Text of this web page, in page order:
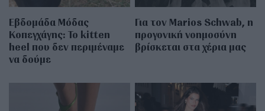
Εβδομάδα Μόδας
Κοπεγχάγης: Το kitten
heel που δεν περιμέναμε
να δούμε
Για τον Marios Schwab, η
προγονική νοημοσύνη
βρίσκεται στα χέρια μας